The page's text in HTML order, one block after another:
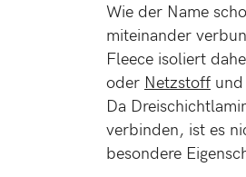
Wie der Name
miteinander
Fleece isoliert
oder Netzstoff
Da
verbinden, ist es
besondere